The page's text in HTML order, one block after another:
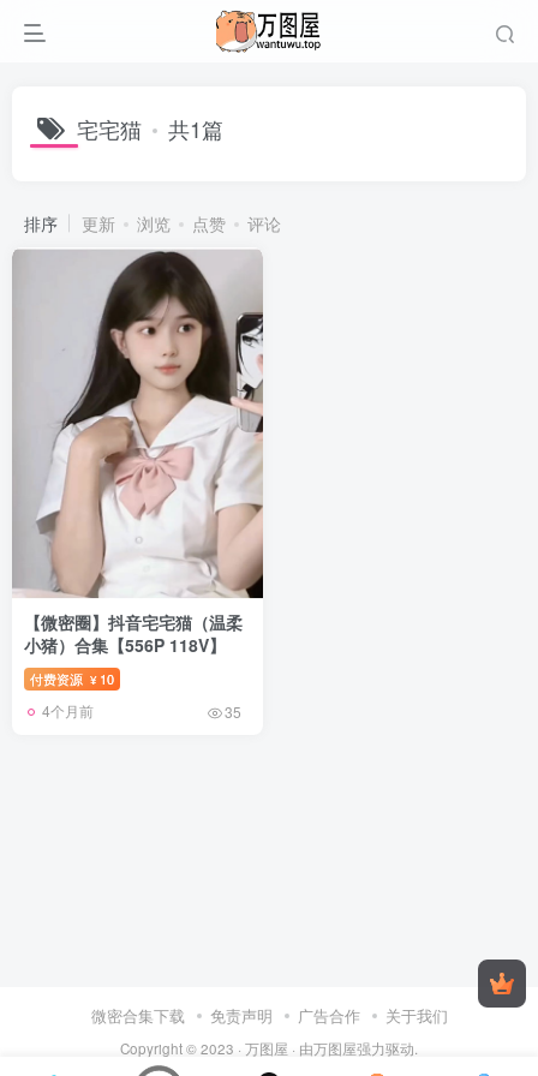
宅宅猫 共1篇
排序 更新 浏览 点赞 评论
【微密圈】抖音宅宅猫（温柔
小猪）合集【556P 118V】
付费资源 ¥ 10
4个月前 35
微密合集下载 免责声明 广告合作 关于我们
Copyright © 2023 · 万图屋 · 由万图屋强力驱动.